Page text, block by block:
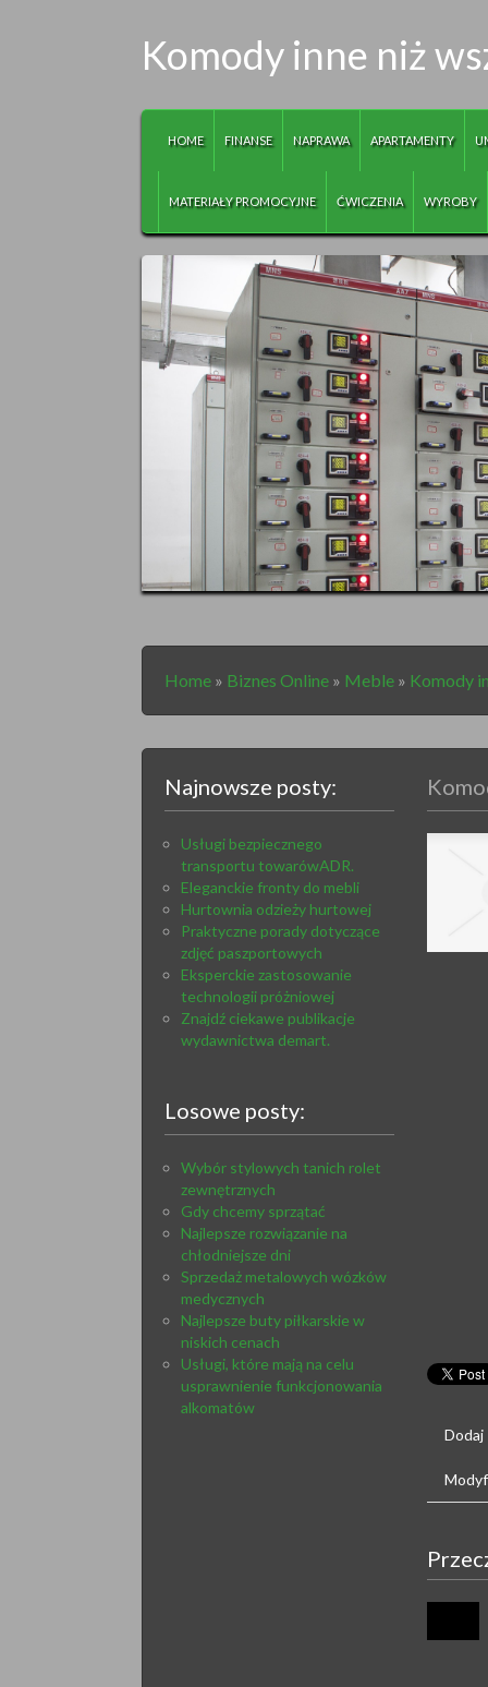
Komody inne niż
HOME FINANSE NAPRAWA APARTAMENTY
MATERIAŁY PROMOCYJNE ĆWICZENIA WYROBY
Home » Biznes Online » Meble » Komody
Najnowsze posty:
Usługi bezpiecznego
transportu towarówADR.
Eleganckie fronty do mebli
Hurtownia odzieży hurtowej
Praktyczne porady dotyczące
zdjęć paszportowych
Eksperckie zastosowanie
technologii próżniowej
Znajdź ciekawe publikacje
wydawnictwa demart.
Losowe posty:
Wybór stylowych tanich rolet
zewnętrznych
Gdy chcemy sprzątać
Najlepsze rozwiązanie na
chłodniejsze dni
Sprzedaż metalowych wózków
medycznych
Najlepsze buty piłkarskie w
niskich cenach
Usługi, które mają na celu
usprawnienie funkcjonowania
alkomatów
Dodaj